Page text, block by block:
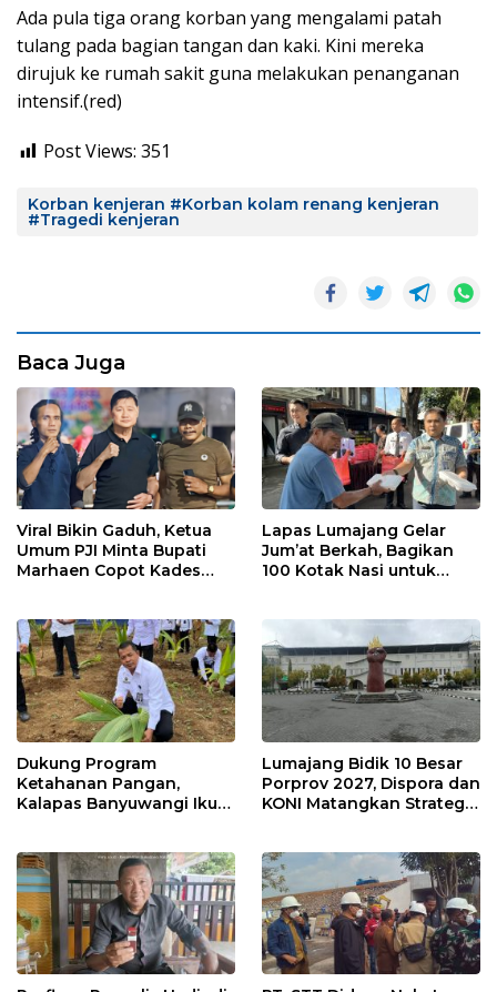
Ada pula tiga orang korban yang mengalami patah
tulang pada bagian tangan dan kaki. Kini mereka
dirujuk ke rumah sakit guna melakukan penanganan
intensif.(red)
Post Views: 351
Korban kenjeran #Korban kolam renang kenjeran
#Tragedi kenjeran
Baca Juga
Viral Bikin Gaduh, Ketua
Umum PJI Minta Bupati
Marhaen Copot Kades
Lapas Lumajang Gelar
Jum’at Berkah, Bagikan
100 Kotak Nasi untuk
Dukung Program
Ketahanan Pangan,
Kalapas Banyuwangi Ikuti
Ngajum
Lumajang Bidik 10 Besar
Porprov 2027, Dispora dan
KONI Matangkan Strategi